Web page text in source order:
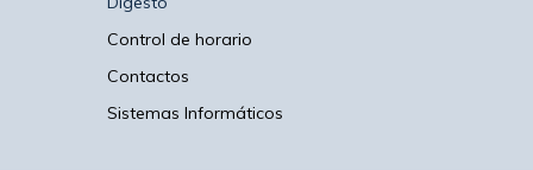
Control de horario
Contactos
Sistemas Informáticos